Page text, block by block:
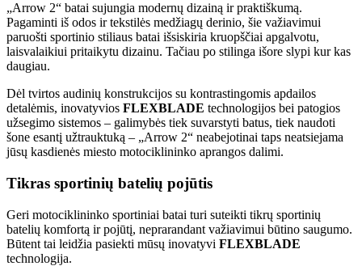
„Arrow 2“ batai sujungia modernų dizainą ir praktiškumą.
Pagaminti iš odos ir tekstilės medžiagų derinio, šie važiavimui
paruošti sportinio stiliaus batai išsiskiria kruopščiai apgalvotu,
laisvalaikiui pritaikytu dizainu. Tačiau po stilinga išore slypi kur kas
daugiau.
Dėl tvirtos audinių konstrukcijos su kontrastingomis apdailos
detalėmis, inovatyvios FLEXBLADE technologijos bei patogios
užsegimo sistemos – galimybės tiek suvarstyti batus, tiek naudoti
šone esantį užtrauktuką – „Arrow 2“ neabejotinai taps neatsiejama
jūsų kasdienės miesto motociklininko aprangos dalimi.
Tikras sportinių batelių pojūtis
Geri motociklininko sportiniai batai turi suteikti tikrų sportinių
batelių komfortą ir pojūtį, neprarandant važiavimui būtino saugumo.
Būtent tai leidžia pasiekti mūsų inovatyvi FLEXBLADE
technologija.